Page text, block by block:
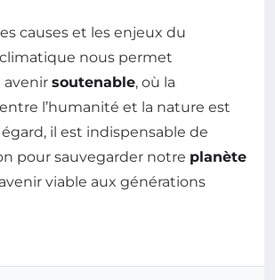
causes et les enjeux du
nous permet
avenir soutenable, où la
entre l’humanité et la nature est
il est indispensable de
pour sauvegarder notre planète
viable aux générations